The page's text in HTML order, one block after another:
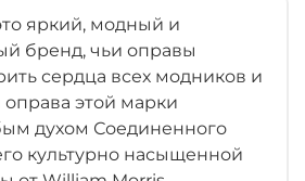
яркий, модный и
бренд, чьи оправы
сердца всех модников и
этой марки
духом Соединенного
культурно насыщенной